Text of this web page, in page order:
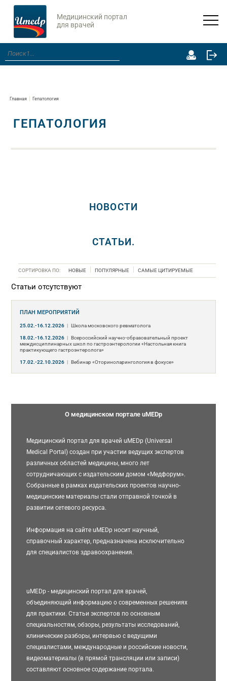
Медицинский портал
для врачей
Главная Гепатология
ГЕПАТОЛОГИЯ
НОВОСТИ
СТАТЬИ.
СОРТИРОВКА ПО: НОВЫЕ ПОПУЛЯРНЫЕ САМЫЕ ЦИТИРУЕМЫЕ
Статьи отсутствуют
ПЛАН МЕРОПРИЯТИЙ
25.02.-16.12.2026 | Школа московского ревматолога
18.02.-16.12.2026 | Всероссийский научно-образовательный проект
междисциплинарных школ по гастроэнтерологии «Настольная книга
практикующего гастроэнтеролога»
17.02.-22.10.2026 | Вебинар «Оториноларингология в фокусе»
О медицинском портале uMEDp
Медицинский портал для врачей uMEDp (Universal
Medical Portal) создан при участии ведущих экспертов
различных областей медицины, много лет
сотрудничающих с издательским домом «Медфорум».
Собранные в рамках издательских проектов научно-
медицинские материалы стали отправной точкой в
развитии сетевого ресурса.
Информация на сайте uMEDp носит научный,
справочный характер, предназначена исключительно
для специалистов здравоохранения.
uMEDp - медицинский портал для врачей,
объединяющий информацию о современных решениях
для практики. Статьи экспертов по основным
специальностям, обзоры, результаты исследований,
клинические разборы, интервью с ведущими
специалистами, международные и российские новости,
видеоматериалы (в прямой трансляции или записи)
составляют основное содержание портала.